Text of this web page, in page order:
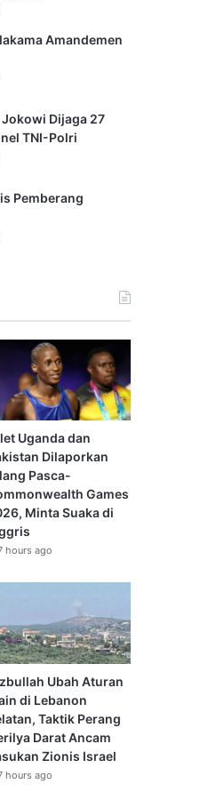
Amandemen
Dijaga 27
TNI-Polri
Pemberang
Uganda dan
Dilaporkan
Pasca-
Games
Minta Suaka di
hours ago
Ubah Aturan
di Lebanon
Taktik Perang
Darat Ancam
Zionis Israel
hours ago